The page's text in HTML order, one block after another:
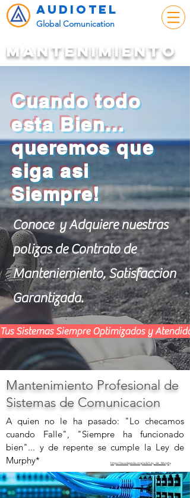
audiotel
Global Comunication
mantenimiento
Cuando todo
esta Bien...
queremos que
siga asi
Siempre!
Conoce y Adquiere nuestras
polizas de Contrato de
Manteniemiento, Satisfaccion
Garantizada.
Tus Sistemas Siempre Optimizados y
Mantenimiento Profesional de
Sistemas de Comunicacion
A quien no le ha pasado: "Lo checamos
cuando Falle", "Siempre ha funcionado
bien"... y de repente se cumple la Ley de
Murphy*
https://es.wikipedia.org/wiki/Ley_de_Murphy